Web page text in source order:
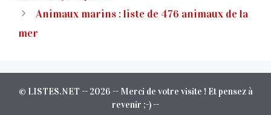
Animaux marins : liste de 476 animaux de la
mer
© LISTES.NET -- 2026 -- Merci de votre visite ! Et pensez à
revenir ;-) --